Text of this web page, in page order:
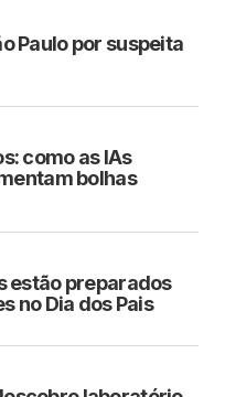
Paulo por suspeita
como as IAs
bolhas
estão preparados
no Dia dos Pais